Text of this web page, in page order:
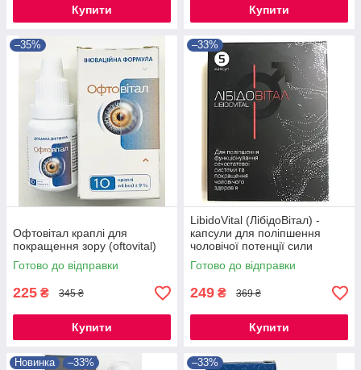
Купити Купити
–35%
Офтовітал краплі для
покращення зору (oftovital)
Готово до відправки
225 ₴ 345 ₴
Купити
–33%
LibidoVital (ЛібідоВітал) -
капсули для поліпшення
чоловічої потенції сили
Готово до відправки
249 ₴ 369 ₴
Купити
Новинка –33% –33%